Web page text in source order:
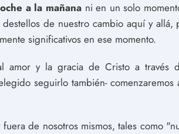
a la mañana ni en un solo
de nuestro cambio aquí y
significativos en ese momento.
amor y la gracia de Cristo a través
seguirlo también-
de nosotros mismos, tales como